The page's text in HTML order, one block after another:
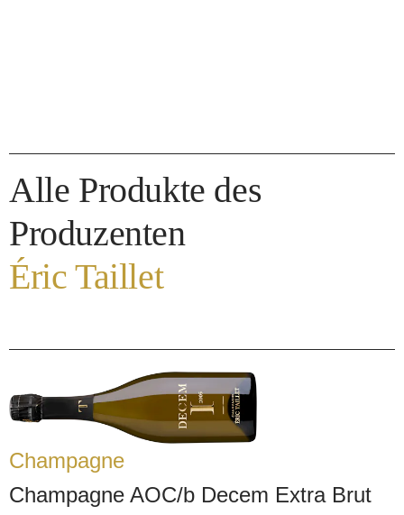
Alle Produkte des
Produzenten
Éric Taillet
Champagne
Champagne AOC/b Decem Extra Brut